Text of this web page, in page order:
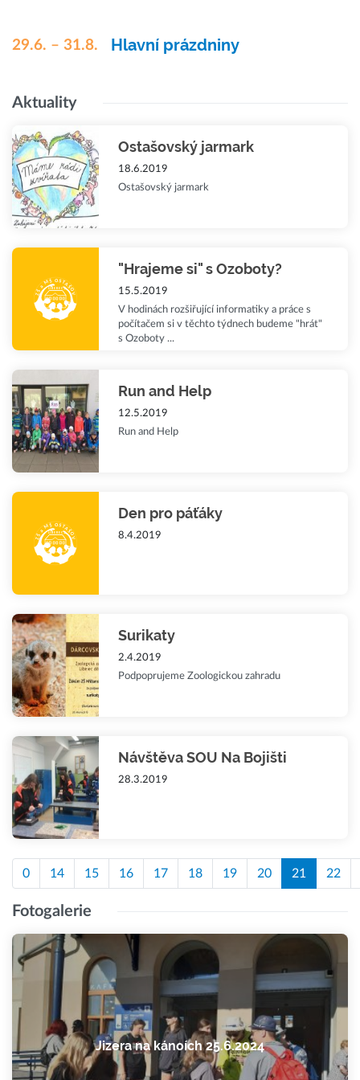
29.6. – 31.8. Hlavní prázdniny
Aktuality
Ostašovský jarmark
18.6.2019
Ostašovský jarmark
"Hrajeme si" s Ozoboty?
15.5.2019
V hodinách rozšiřující informatiky a práce s
počítačem si v těchto týdnech budeme "hrát"
s Ozoboty ...
Run and Help
12.5.2019
Run and Help
Den pro páťáky
8.4.2019
Surikaty
2.4.2019
Podpoprujeme Zoologickou zahradu
Návštěva SOU Na Bojišti
28.3.2019
0 14 15 16 17 18 19 20 21 22
Fotogalerie
Jizera na kánoích 25.6.2024